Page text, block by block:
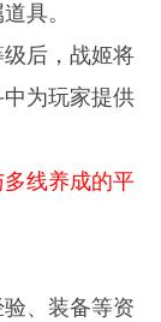
具。
后，战姬将
为玩家提供
线养成的平
、装备等资